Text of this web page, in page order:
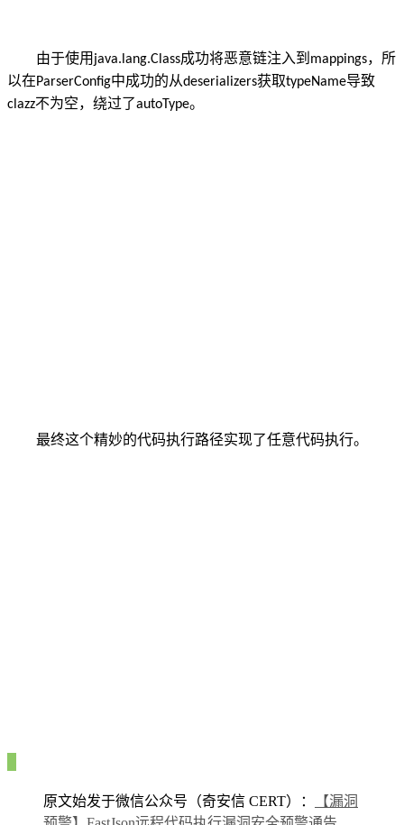
由于使用 java.lang.Class成功将恶意链注入到 mappings，所
以在ParserConfig中成功的从deserializers获取typeName导致
clazz不为空，绕过了autoType。
最终这个精妙的代码执行路径实现了任意代码执行。
原文始发于微信公众号（奇安信 CERT）：
【漏洞